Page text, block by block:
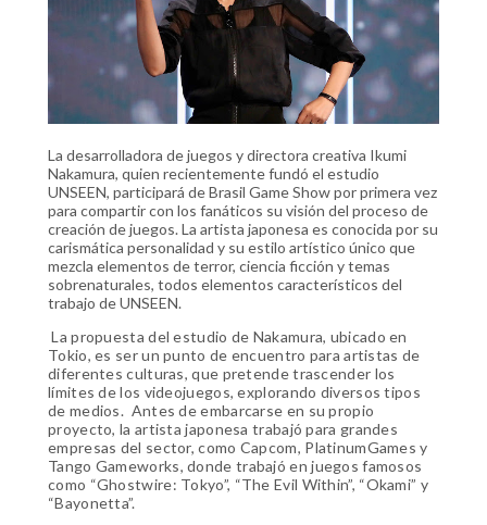
La desarrolladora de juegos y directora creativa Ikumi
Nakamura, quien recientemente fundó el estudio
UNSEEN, participará de Brasil Game Show por primera vez
para compartir con los fanáticos su visión del proceso de
creación de juegos. La artista japonesa es conocida por su
carismática personalidad y su estilo artístico único que
mezcla elementos de terror, ciencia ficción y temas
sobrenaturales, todos elementos característicos del
trabajo de UNSEEN.
La propuesta del estudio de Nakamura, ubicado en
Tokio, es ser un punto de encuentro para artistas de
diferentes culturas, que pretende trascender los
límites de los videojuegos, explorando diversos tipos
de medios. Antes de embarcarse en su propio
proyecto, la artista japonesa trabajó para grandes
empresas del sector, como Capcom, PlatinumGames y
Tango Gameworks, donde trabajó en juegos famosos
como “Ghostwire: Tokyo”, “The Evil Within”, “Okami” y
“Bayonetta”.